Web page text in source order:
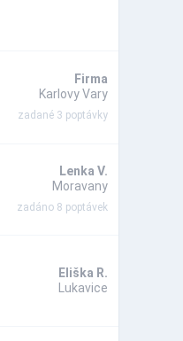
Firma
Karlovy Vary
zadané 3 poptávky
Lenka V.
Moravany
zadáno 8 poptávek
Eliška R.
Lukavice